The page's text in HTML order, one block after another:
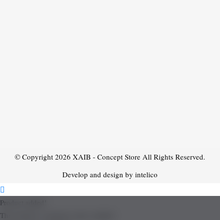
© Copyright 2026 XAIB - Concept Store All Rights Reserved.
Develop and design by intelico
Product added!
The product is already in the wishlist!